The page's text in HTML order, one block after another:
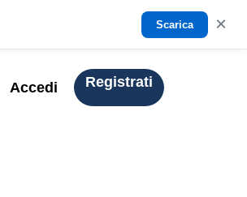
Scarica ×
Accedi Registrati